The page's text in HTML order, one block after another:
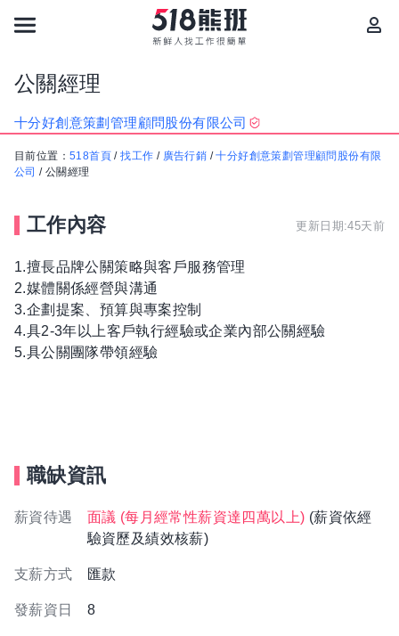
公關經理
十分好創意策劃管理顧問股份有限公司
目前位置： 518首頁 /找工作 / 廣告行銷 /十分好創意策劃管理顧問股份有限
公司 /公關經理
工作內容 更新日期:45天前
1.擅長品牌公關策略與客戶服務管理
2.媒體關係經營與溝通
3.企劃提案、預算與專案控制
4.具2-3年以上客戶執行經驗或企業內部公關經驗
5.具公關團隊帶領經驗
職缺資訊
薪資待遇 面議 (每月經常性薪資達四萬以上) (薪資依經
驗資歷及績效核薪)
支薪方式 匯款
發薪資日 8